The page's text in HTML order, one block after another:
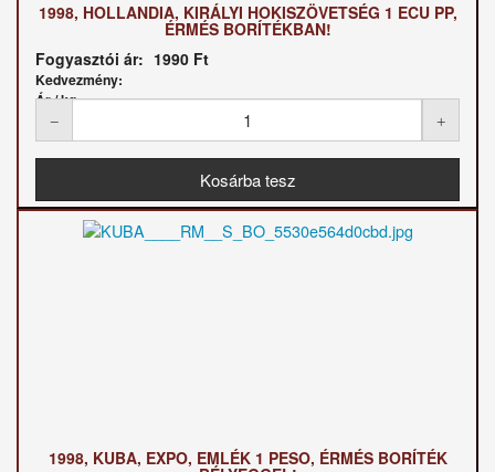
1998, HOLLANDIA, KIRÁLYI HOKISZÖVETSÉG 1 ECU PP,
ÉRMÉS BORÍTÉKBAN!
Fogyasztói ár: 1990 Ft
Kedvezmény:
Ár / kg:
1998, KUBA, EXPO, EMLÉK 1 PESO, ÉRMÉS BORÍTÉK